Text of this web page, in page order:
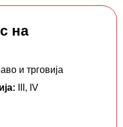
на
и трговија
, IV